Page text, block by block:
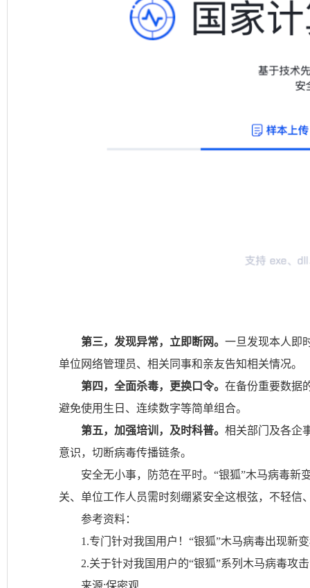
第三，发现异常，立即断网。 一旦发现本人即
单位网络管理员、相关同事和亲友告知相关情况。
第四，全面杀毒，更换口令。 在备份重要数据
避免使用生日、连续数字等简单组合。
第五，加强培训，及时科普。 相关部门及各企
意识，切断病毒传播链条。
安全无小事，防范在平时。“银狐”木马病毒
关、单位工作人员需时刻绷紧安全这根弦，不轻
参考资料：
1.专门针对我国用户！“银狐”木马病毒出现新
2.关于针对我国用户的“银狐”系列木马病毒攻
来源:保密观